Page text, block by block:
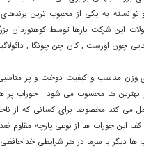
توانسته به یکی از محبوب ترین برندهای
این شرکت بارها توسط کوهنوردان
چون اورست , کان چن چونگا ,
وزن مناسب و کیفیت دوخت و پر
بهترین ها محسوب می شود . جوراب پر
می کند مخصوصا برای کسانی که از
کف این جوراب ها از نوعی پارچه
ها دیگر با سرما در هر شرایطی